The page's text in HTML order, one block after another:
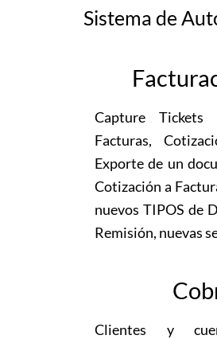
Sistema de
Capture
Facturas,
Exporte de un
Cotización a
nuevos TIPOS de
Remisión, nuevas
Clientes y